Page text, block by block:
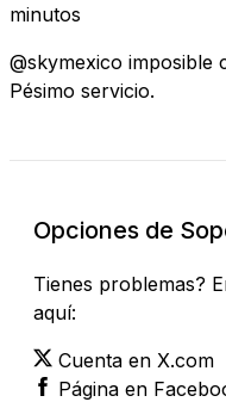
minutos
@skymexico imposible
Pésimo servicio.
Opciones de
Tienes problemas?
aquí:
Cuenta en X.com
Página en